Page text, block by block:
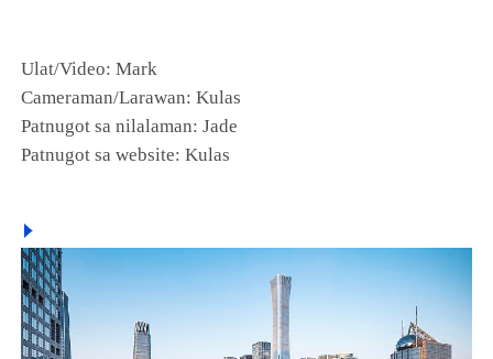
Ulat/Video: Mark
Cameraman/Larawan: Kulas
Patnugot sa nilalaman: Jade
Patnugot sa website: Kulas